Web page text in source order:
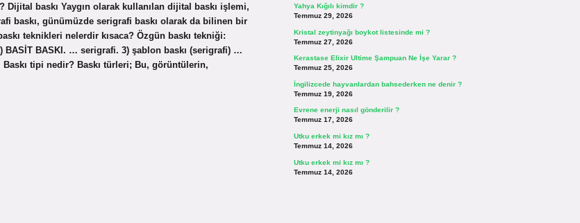
baskı Yaygın olarak kullanılan dijital baskı işlemi,
baskı, günümüzde serigrafi baskı olarak da bilinen bir
teknikleri nelerdir kısaca? Özgün baskı tekniği:
BASİT BASKI. … serigrafi. 3) şablon baskı (serigrafi) …
tipi nedir? Baskı türleri; Bu, görüntülerin,
Yahya Kığılı kimdir ?
Temmuz 29, 2026
Kristal zeytinyağı boykot listesinde mi ?
Temmuz 27, 2026
Kerastase Elixir Ultime Şampuan Ne İşe Yarar ?
Temmuz 25, 2026
İngilizcede hayvanlardan bahsederken ne denir ?
Temmuz 19, 2026
Evrene enerji nasıl gönderilir ?
Temmuz 17, 2026
Utku erkek mi kız mı ?
Temmuz 14, 2026
Utku erkek mi kız mı ?
Temmuz 14, 2026